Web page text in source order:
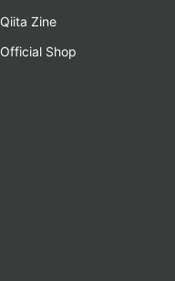
Qiita Zine
Official Shop